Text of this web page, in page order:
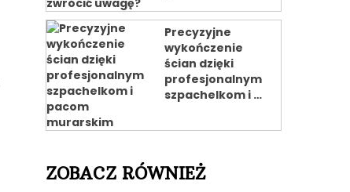
Precyzyjne
wykończenie
ścian dzięki
profesjonalnym
szpachelkom i …
ZOBACZ RÓWNIEŻ